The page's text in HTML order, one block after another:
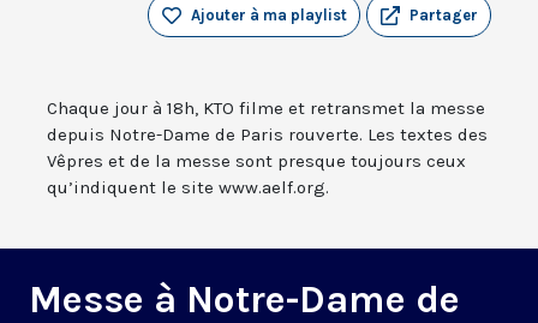
Partager
Ajouter à ma playlist
Chaque jour à 18h, KTO filme et retransmet la messe
depuis Notre-Dame de Paris rouverte. Les textes des
Vêpres et de la messe sont presque toujours ceux
qu’indiquent le site www.aelf.org.
Messe à Notre-Dame de